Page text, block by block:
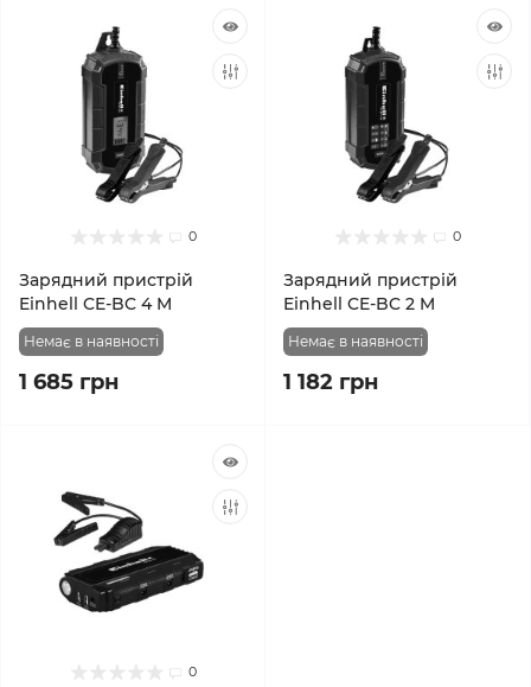
0
Зарядний пристрій
Einhell CE-BC 4 M
Немає в наявності
1 685 грн
0
Зарядний пристрій
Einhell CE-BC 2 M
Немає в наявності
1 182 грн
0